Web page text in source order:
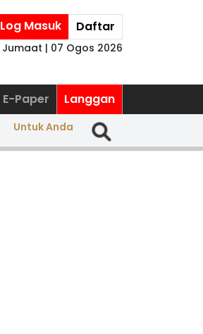
Log Masuk Daftar
Jumaat | 07 Ogos 2026
E-Paper Langgan
Untuk Anda